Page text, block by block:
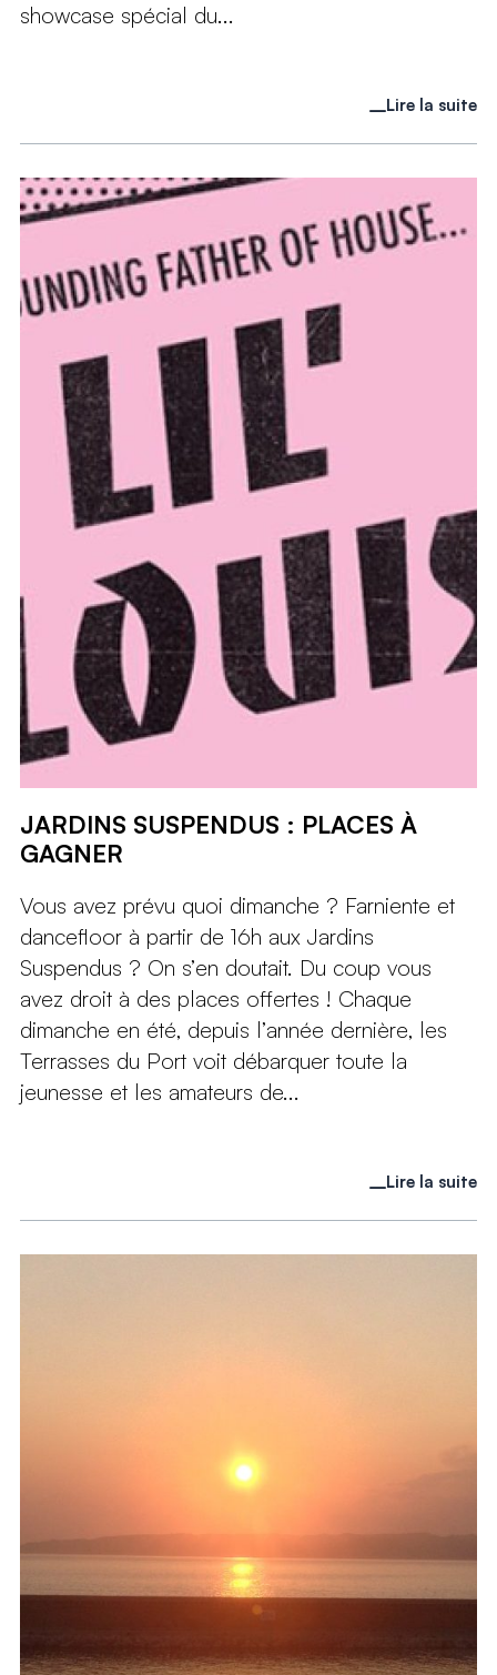
showcase spécial du...
Lire la suite
JARDINS SUSPENDUS : PLACES À
GAGNER
Vous avez prévu quoi dimanche ? Farniente et
dancefloor à partir de 16h aux Jardins
Suspendus ? On s’en doutait. Du coup vous
avez droit à des places offertes ! Chaque
dimanche en été, depuis l’année dernière, les
Terrasses du Port voit débarquer toute la
jeunesse et les amateurs de...
Lire la suite